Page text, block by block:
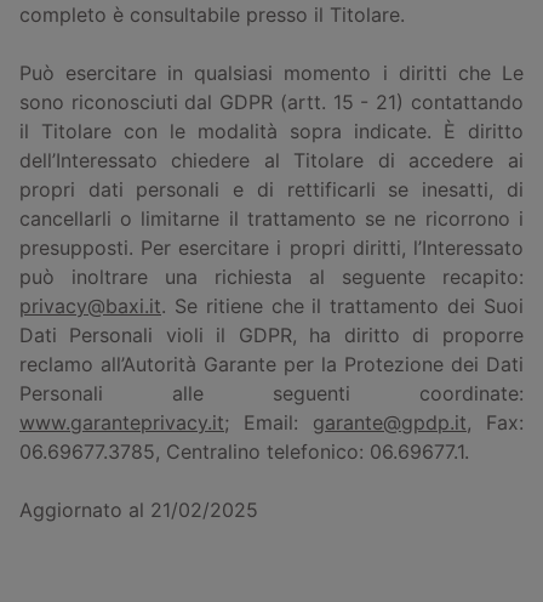
completo è consultabile presso il Titolare.
Può esercitare in qualsiasi momento i diritti che Le
sono riconosciuti dal GDPR (artt. 15 - 21) contattando
il Titolare con le modalità sopra indicate. È diritto
dell’Interessato chiedere al Titolare di accedere ai
propri dati personali e di rettificarli se inesatti, di
cancellarli o limitarne il trattamento se ne ricorrono i
presupposti. Per esercitare i propri diritti, l’Interessato
può inoltrare una richiesta al seguente recapito:
privacy@baxi.it. Se ritiene che il trattamento dei Suoi
Dati Personali violi il GDPR, ha diritto di proporre
reclamo all’Autorità Garante per la Protezione dei Dati
Personali alle seguenti coordinate:
www.garanteprivacy.it; Email: garante@gpdp.it, Fax:
06.69677.3785, Centralino telefonico: 06.69677.1.
Aggiornato al 21/02/2025